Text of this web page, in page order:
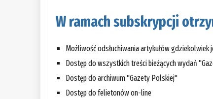
W ramach subskrypcji
Możliwość odsłuchiwania artykułów gdziekolwiek
Dostęp do wszystkich treści bieżących wydań
Dostęp do archiwum "Gazety Polskiej"
Dostęp do felietonów on-line